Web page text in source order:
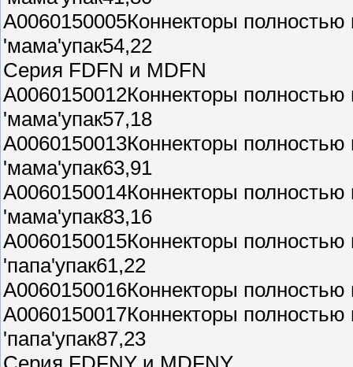
A0060150005Коннекторы
'мама'упак54,22
Серия FDFN и MDFN
A0060150012Коннекторы
'мама'упак57,18
A0060150013Коннекторы
'мама'упак63,91
A0060150014Коннекторы
'мама'упак83,16
A0060150015Коннекторы
'папа'упак61,22
A0060150016Коннекторы
A0060150017Коннекторы
'папа'упак87,23